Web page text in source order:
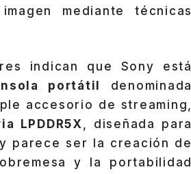
mediante técnicas
indican que Sony está
portátil
denominada
accesorio de streaming,
LPDDR5X, diseñada para
parece ser la creación de
y la portabilidad